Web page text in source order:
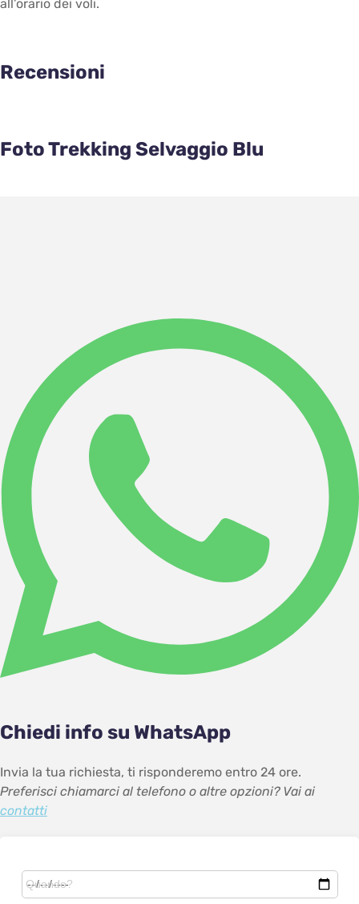
all’orario dei voli.
Recensioni
Foto Trekking Selvaggio Blu
Chiedi info su WhatsApp
Invia la tua richiesta, ti risponderemo entro 24 ore.
Preferisci chiamarci al telefono o altre opzioni? Vai ai
contatti